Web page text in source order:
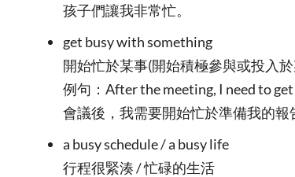
孩子們讓我非常忙。
get busy with something
開始忙於某事(開始積極參與或投入
例句：After the meeting, I need to
會議後，我需要開始忙於準備我的報
a busy schedule / a busy life
行程很緊湊 / 忙碌的生活